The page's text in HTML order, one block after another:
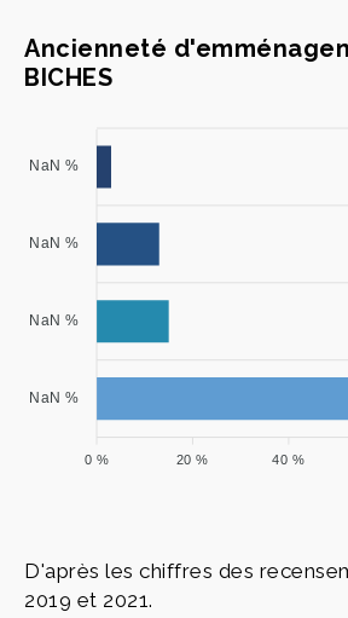
Ancienneté
BICHES
NaN %
NaN %
NaN %
NaN %
40 %
20 %
0 %
D'après les chiffres des
2019 et 2021.